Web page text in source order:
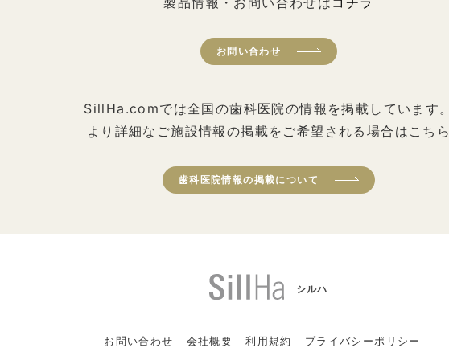
お問い合わせ
SillHa.comでは全国の歯科医院の情報を掲載しています
より詳細なご施設情報の掲載をご希望される場合はこち
歯科医院情報の掲載について
シルハ
お問い合わせ 会社概要 利用規約 プライバシーポリシー